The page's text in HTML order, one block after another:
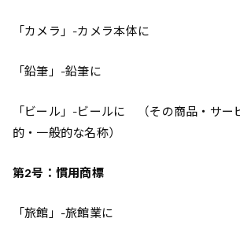
「カメラ」-カメラ本体に
「鉛筆」-鉛筆に
「ビール」-ビールに （その商品・サー
的・一般的な名称）
第2号：慣用商標
「旅館」-旅館業に